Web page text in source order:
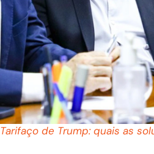
Tarifaço de Trump: quais as